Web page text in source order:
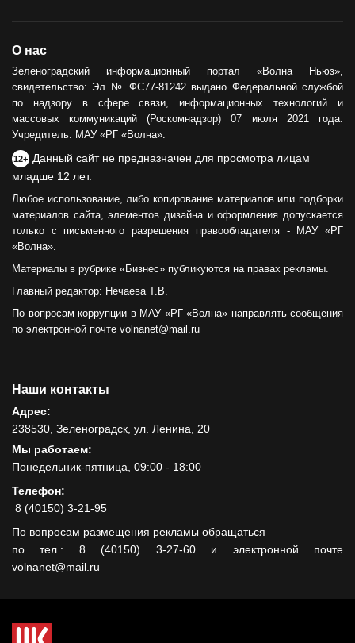
О нас
Зеленоградский информационный портал «Волна Ньюз»,
свидетельство: Эл № ФС77-81242 выдано Федеральной службой
по надзору в сфере связи, информационных технологий и
массовых коммуникаций (Роскомнадзор) 07 июля 2021 года.
Учредитель: МАУ «РГ «Волна».
12+ Данный сайт не предназначен для просмотра лицам
младше 12 лет.
Любое использование, либо копирование материалов или подборки
материалов сайта, элементов дизайна и оформления допускается
только с письменного разрешения правообладателя - МАУ «РГ
«Волна».
Материалы в рубрике «Бизнес» публикуются на правах рекламы.
Главный редактор: Нечаева Т.В.
По вопросам коррупции в МАУ «РГ «Волна» направлять сообщения
по электронной почте volnanet@mail.ru
Наши контакты
Адрес:
238530, Зеленоградск, ул. Ленина, 20
Мы работаем:
Понедельник-пятница, 09:00 - 18:00
Телефон:
8 (40150) 3-21-95
По вопросам размещения рекламы обращаться
по тел.: 8 (40150) 3-27-60 и электронной почте
volnanet@mail.ru